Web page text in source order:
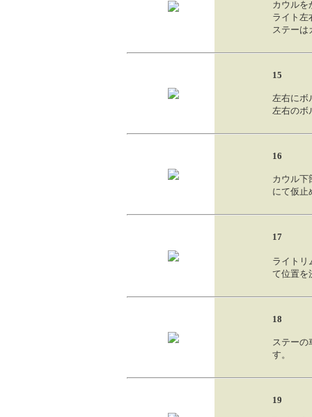
カウルを
ライト左
ステーは
15
左右にボ
左右のボ
16
カウル下
にて仮止
17
ライトリ
て位置を
18
ステーの
す。
19